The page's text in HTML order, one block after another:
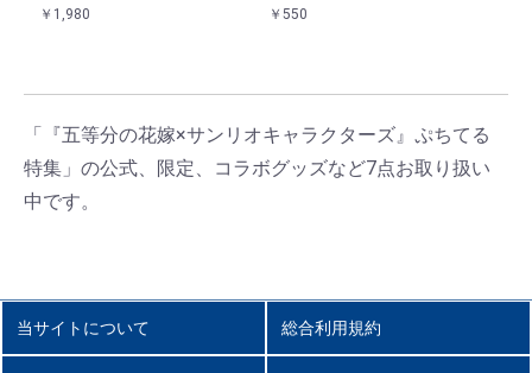
￥1,980 ￥550
「『五等分の花嫁×サンリオキャラクターズ』ぷちてる
特集」の公式、限定、コラボグッズなど7点お取り扱い
中です。
当サイトについて 総合利用規約